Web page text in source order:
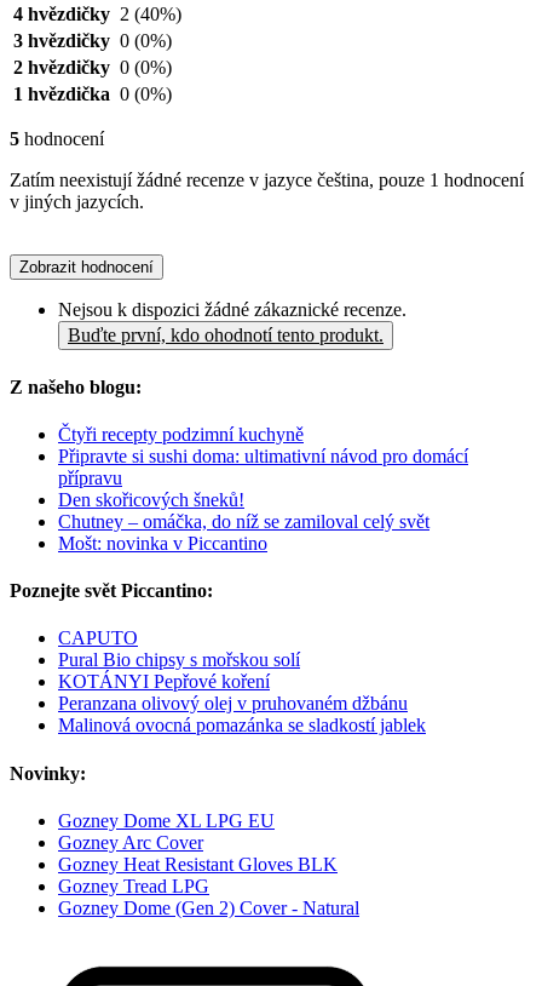
4 hvězdičky 2 (40%)
3 hvězdičky 0 (0%)
2 hvězdičky 0 (0%)
1 hvězdička 0 (0%)
5 hodnocení
Zatím neexistují žádné recenze v jazyce čeština, pouze 1 hodnocení
v jiných jazycích.
Zobrazit hodnocení
Nejsou k dispozici žádné zákaznické recenze.
Buďte první, kdo ohodnotí tento produkt.
Z našeho blogu:
Čtyři recepty podzimní kuchyně
Připravte si sushi doma: ultimativní návod pro domácí
přípravu
Den skořicových šneků!
Chutney – omáčka, do níž se zamiloval celý svět
Mošt: novinka v Piccantino
Poznejte svět Piccantino:
CAPUTO
Pural Bio chipsy s mořskou solí
KOTÁNYI Pepřové koření
Peranzana olivový olej v pruhovaném džbánu
Malinová ovocná pomazánka se sladkostí jablek
Novinky:
Gozney Dome XL LPG EU
Gozney Arc Cover
Gozney Heat Resistant Gloves BLK
Gozney Tread LPG
Gozney Dome (Gen 2) Cover - Natural